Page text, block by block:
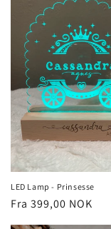
LED Lamp - Prinsesse
Vanlig
Fra 399,00 NOK